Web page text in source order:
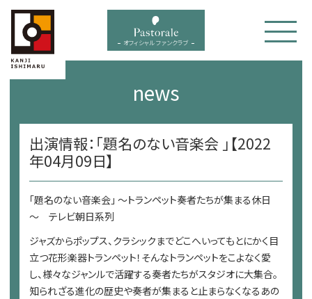
menu オフィシャル ファンクラブ
news
出演情報：「題名のない音楽会 」【2022
年04月09日】
「題名のない音楽会」 ～トランペット奏者たちが集まる休日
～ テレビ朝日系列
ジャズからポップス、クラシックまでどこへいってもとにかく目
立つ花形楽器トランペット！そんなトランペットをこよなく愛
し、様々なジャンルで活躍する奏者たちがスタジオに大集合。
知られざる進化の歴史や奏者が集まると止まらなくなるあの